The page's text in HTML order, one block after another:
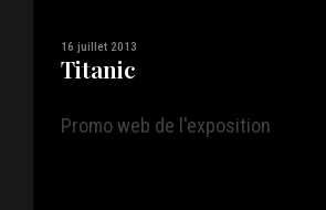
16 juillet 2013
Titanic
Promo web de l'exposition